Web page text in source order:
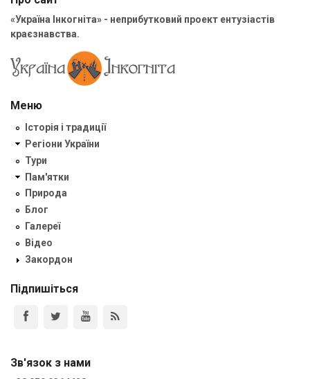
«Україна Інкогніта» - неприбутковий проект ентузіастів
краєзнавства.
Меню
Історія і традиції
Регіони України
Тури
Пам'ятки
Природа
Блог
Галереї
Відео
Закордон
Підпишіться
Зв'язок з нами